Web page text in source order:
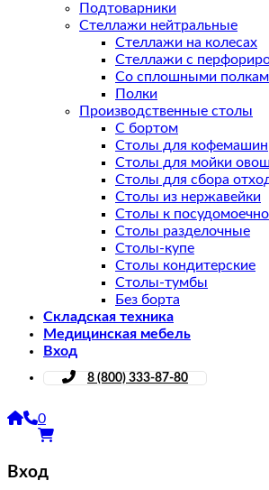
Подтоварники
Стеллажи нейтральные
Стеллажи на колесах
Стеллажи с
Со сплошными
Полки
Производственные столы
С бортом
Столы для кофемашин
Столы для мойки
Столы для сбора
Столы из нержавейки
Столы к
Столы разделочные
Столы-купе
Столы кондитерские
Столы-тумбы
Без борта
Складская техника
Медицинская мебель
Вход
8 (800) 333-87-80
0
Вход